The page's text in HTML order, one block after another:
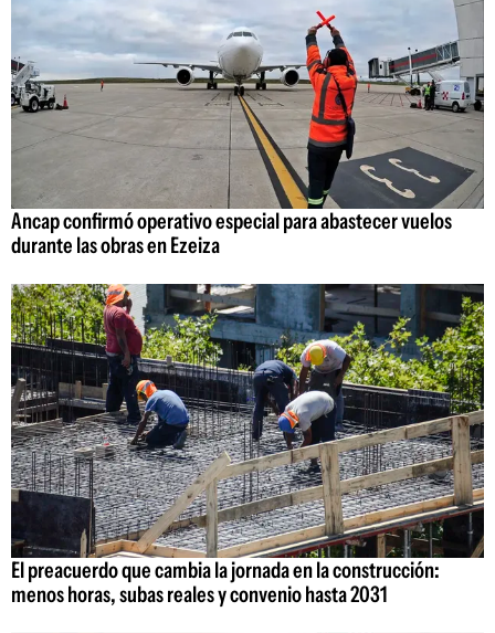
Ancap confirmó operativo especial para abastecer vuelos
durante las obras en Ezeiza
El preacuerdo que cambia la jornada en la construcción:
menos horas, subas reales y convenio hasta 2031